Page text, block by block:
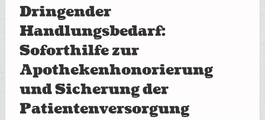
Dringender
Handlungsbedarf:
Soforthilfe zur
Apothekenhonorierung
und Sicherung der
Patientenversorgung